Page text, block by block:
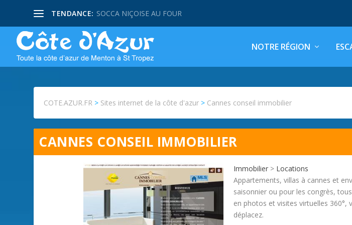
TENDANCE: SOCCA NIÇOISE AU FOUR
NOTRE RÉGION
COTE.AZUR.FR > Sites internet de la côte d'azur > Cannes conseil immobilier
CANNES CONSEIL IMMOBILIER
Immobilier > Locations
Appartements, villas à cannes et
saisonnier ou pour les congrès,
en photos et visites virtuelles 360°,
déplacez.